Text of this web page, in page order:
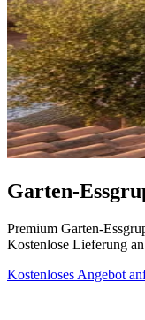
Garten-
Premium Garten-
Kostenlose Lieferung
Kostenloses Angebot